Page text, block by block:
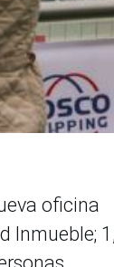
oficina
Inmueble;